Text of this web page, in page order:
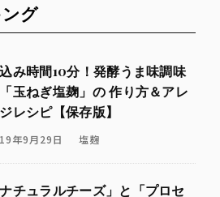
グ
み時間10分！発酵うま味調味
玉ねぎ塩麹」の 作り方＆アレ
レシピ【保存版】
年9月29日 塩麹
ナチュラルチーズ」と「プロセ